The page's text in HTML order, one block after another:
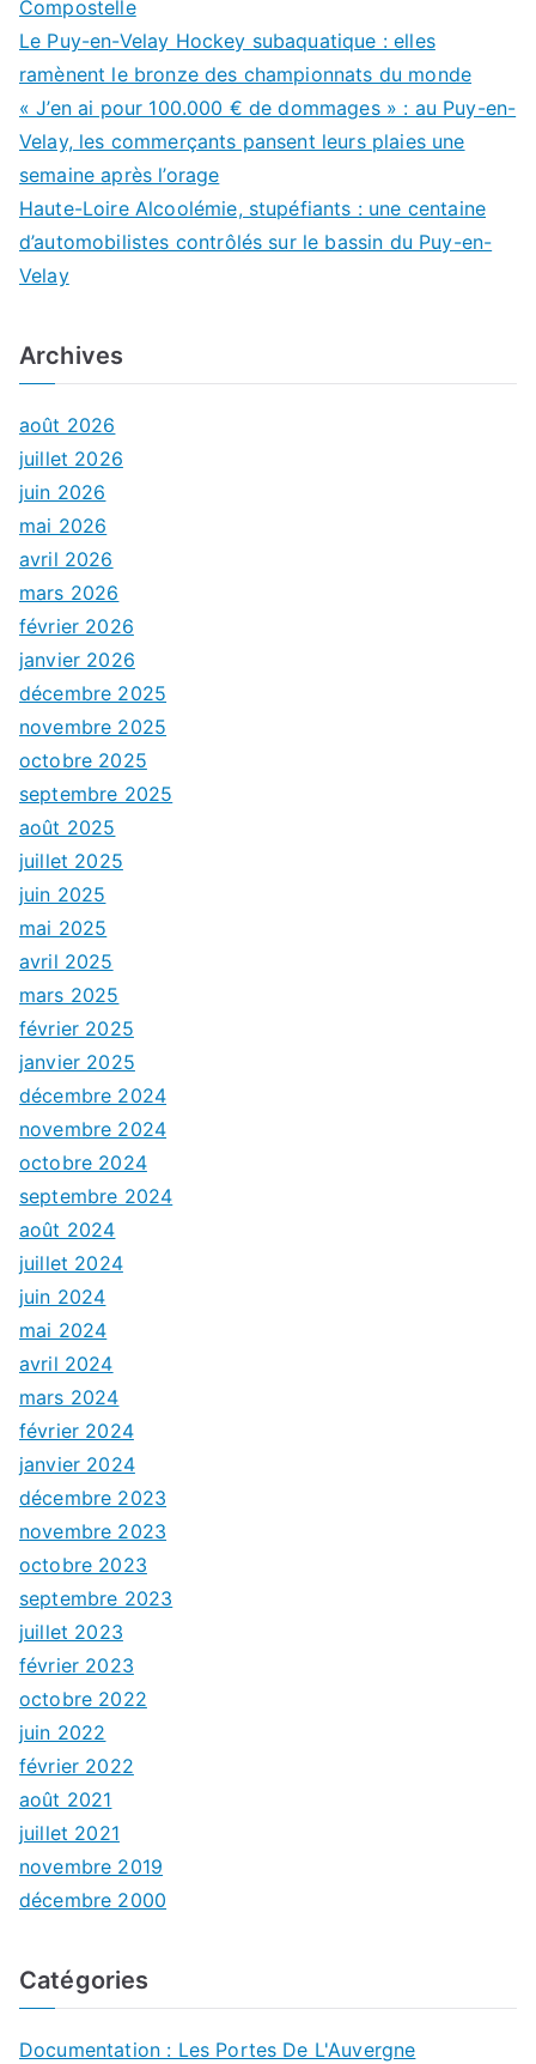
Compostelle
Le Puy-en-Velay Hockey subaquatique : elles
ramènent le bronze des championnats du monde
« J’en ai pour 100.000 € de dommages » : au Puy-en-
Velay, les commerçants pansent leurs plaies une
semaine après l’orage
Haute-Loire Alcoolémie, stupéfiants : une centaine
d’automobilistes contrôlés sur le bassin du Puy-en-
Velay
Archives
août 2026
juillet 2026
juin 2026
mai 2026
avril 2026
mars 2026
février 2026
janvier 2026
décembre 2025
novembre 2025
octobre 2025
septembre 2025
août 2025
juillet 2025
juin 2025
mai 2025
avril 2025
mars 2025
février 2025
janvier 2025
décembre 2024
novembre 2024
octobre 2024
septembre 2024
août 2024
juillet 2024
juin 2024
mai 2024
avril 2024
mars 2024
février 2024
janvier 2024
décembre 2023
novembre 2023
octobre 2023
septembre 2023
juillet 2023
février 2023
octobre 2022
juin 2022
février 2022
août 2021
juillet 2021
novembre 2019
décembre 2000
Catégories
Documentation : Les Portes De L'Auvergne